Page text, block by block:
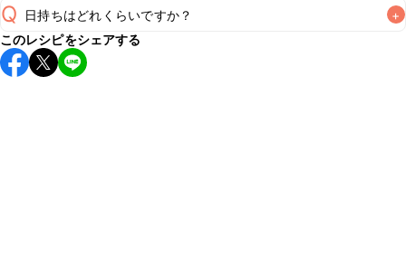
A
非加熱のレシピの場合にアルコールを含む調味料をそのまま
使用すると、仕上がりにアルコール特有の風味が残るため、
あらかじめ煮切りを行いアルコール分を飛ばすことをおすす
めいたします。煮切りの方法は
Q 日持ちはどれくらいですか？ +
保存期間は冷蔵で当日中が目安です。なるべくお早めにお召
し上がりください。
このレシピをシェアする